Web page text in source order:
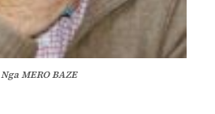
Nga MERO BAZE